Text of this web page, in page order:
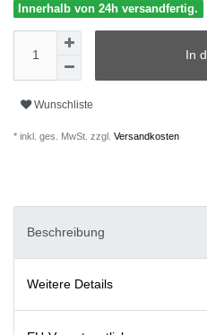
Innerhalb von 24h versandfertig.
In
Wunschliste
* inkl. ges. MwSt. zzgl. Versandkosten
Beschreibung
Weitere Details